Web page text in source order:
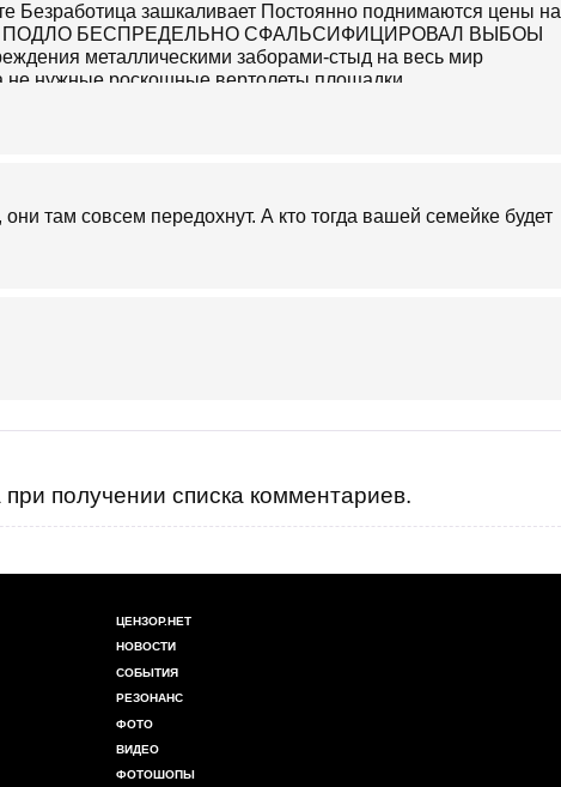
Безработица зашкаливает Постоянно поднимаются цены на
ПОДЛО БЕСПРЕДЕЛЬНО СФАЛЬСИФИЦИРОВАЛ ВЫБОЫ
металлическими заборами-стыд на весь мир
нужные роскошные вертолеты площадки
во время чумы-при голодном народе творить такой
церберов - в то время когда преступность в стране
чудовища-не хватит сил Пока народ не скинет к йо-баной
говорить о нормальной человеческой жизни в Украине
там совсем передохнут. А кто тогда вашей семейке будет
получении списка комментариев.
ЦЕНЗОР.НЕТ
НОВОСТИ
СОБЫТИЯ
РЕЗОНАНС
ФОТО
ВИДЕО
ФОТОШОПЫ